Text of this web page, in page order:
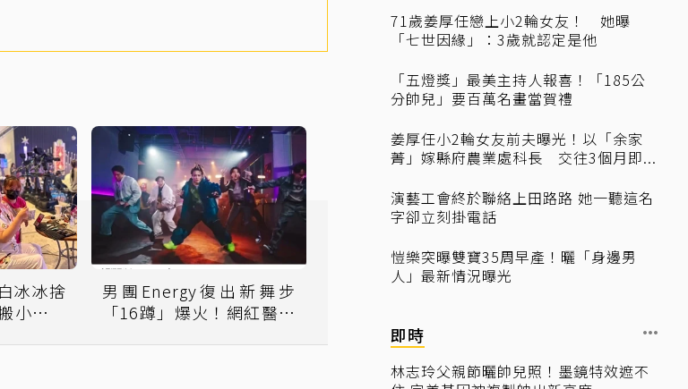
冰冰捨
小桌駐
男團Energy復出新舞步
「16蹲」爆火！網紅醫生
71歲姜厚任戀上小2輪女友！ 她曝
「七世因緣」：3歲就認定是他
「五燈獎」最美主持人報喜！「185公
分帥兒」要百萬名畫當賀禮
姜厚任小2輪女友前夫曝光！以「余家
菁」嫁縣府農業處科長 交往3個月即...
演藝工會終於聯絡上田路路 她一聽這名
字卻立刻掛電話
愷樂突曝雙寶35周早產！曬「身邊男
人」最新情況曝光
即時
林志玲父親節曬帥兒照！墨鏡特效遮不